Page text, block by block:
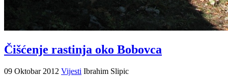
Čišćenje rastinja oko Bobovca
09 Oktobar 2012 Vijesti Ibrahim Slipic